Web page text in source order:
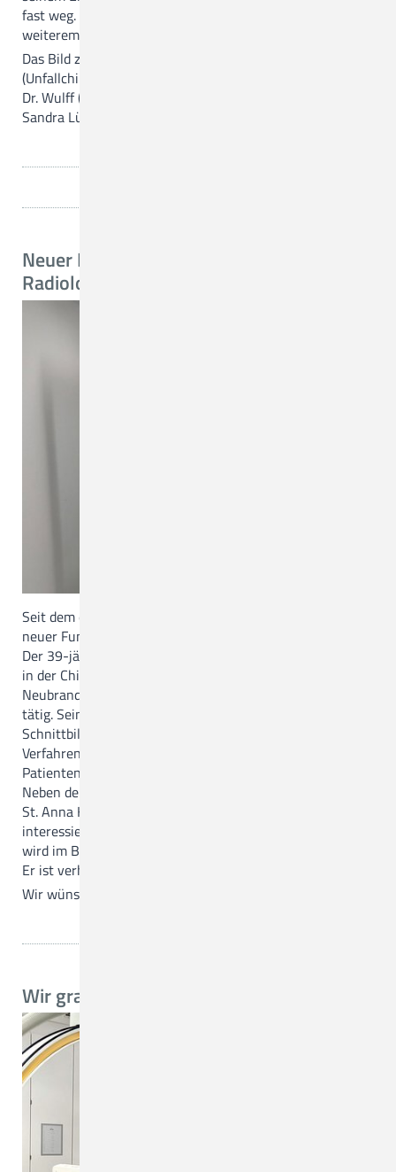
fast weg. Ich werde die Behandlung im CKQ
weiterempfehlen.“
Das Bild zeigt von rechts nach links: Chefarzt Dr. Bode
(Unfallchirurgie und Orthopädie), Berthold Rump, Chefarzt
Dr. Wulff (Diagnostische und Interventionelle Radiologie),
Sandra Lückrandt, Leitende MTR CKQ und SAKL.
Neuer Funktionsoberarzt in der
Radiologie
Seit dem ersten Oktober 2024 ist Mikhail Danilchankau
neuer Funktionsoberarzt in der Radiologie des CKQ.
Der 39-jährige Arzt stammt aus Belarus, nach Stationen
in der Chirurgie in Belarus und Radiologie in
Neubrandenburg ist er seit Anfang 2023 bei uns im CKQ
tätig. Sein Tätigkeitsspektrum umfasst vor allem
Schnittbild-Diagnostik mit modernen radiologischen
Verfahren in der Versorgung stationärer Patientinnen und
Patienten des Christlichen Krankenhauses.
Neben der Tätigkeit in Quakenbrück versorgt er auch die
St. Anna Klinik mit CT-Leistungen. Mikhail Danilchankau
interessiert sich für die interventionelle Radiologie und
wird im Bereich der Neuro-Thrombektomien ausgebildet.
Er ist verheiratet und lebt in Quakenbrück.
Wir wünschen ihm viel Erfolg in seiner neuen Position!
Wir gratulieren!